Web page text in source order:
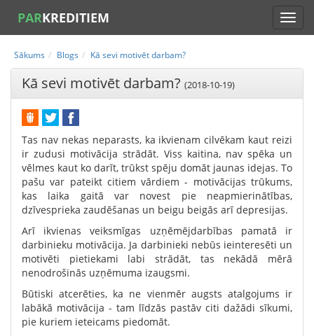
PARKREDITIEM
Sākums Blogs Kā sevi motivēt darbam?
Kā sevi motivēt darbam? (2018-10-19)
Tas nav nekas neparasts, ka ikvienam cilvēkam kaut reizi
ir zudusi motivācija strādāt. Viss kaitina, nav spēka un
vēlmes kaut ko darīt, trūkst spēju domāt jaunas idejas. To
pašu var pateikt citiem vārdiem - motivācijas trūkums,
kas laika gaitā var novest pie neapmierinātības,
dzīvesprieka zaudēšanas un beigu beigās arī depresijas.
Arī ikvienas veiksmīgas uzņēmējdarbības pamatā ir
darbinieku motivācija. Ja darbinieki nebūs ieinteresēti un
motivēti pietiekami labi strādāt, tas nekādā mērā
nenodrošinās uzņēmuma izaugsmi.
Būtiski atcerēties, ka ne vienmēr augsts atalgojums ir
labākā motivācija - tam līdzās pastāv citi dažādi sīkumi,
pie kuriem ieteicams piedomāt.